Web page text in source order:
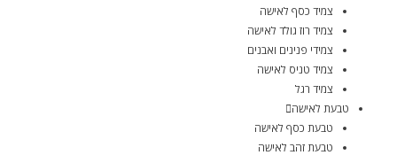
צמיד כסף לאישה
צמיד רוז גולד לאישה
צמידי פנינים ואבנים
צמיד טניס לאישה
צמיד רגל
טבעת לאישה
טבעת כסף לאישה
טבעת זהב לאישה